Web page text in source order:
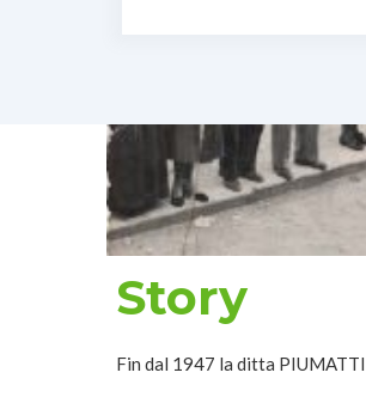
Story
Fin dal 1947 la ditta